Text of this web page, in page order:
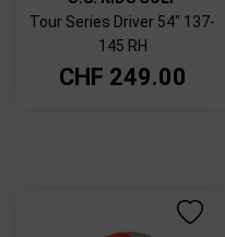
Tour Series Driver 54" 137-
145 RH
CHF 249.00